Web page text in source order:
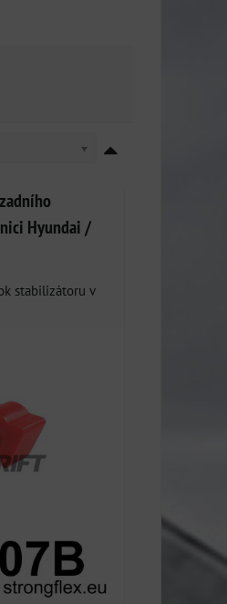
Hyundai /
stabilizátoru v